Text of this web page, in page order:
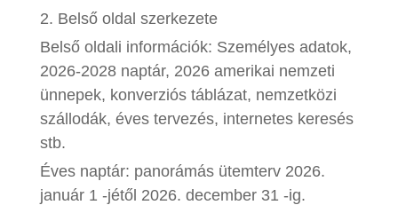
2. Belső oldal szerkezete
Belső oldali információk: Személyes adatok,
2026-2028 naptár, 2026 amerikai nemzeti
ünnepek, konverziós táblázat, nemzetközi
szállodák, éves tervezés, internetes keresés
stb.
Éves naptár: panorámás ütemterv 2026.
január 1 -jétől 2026. december 31 -ig.